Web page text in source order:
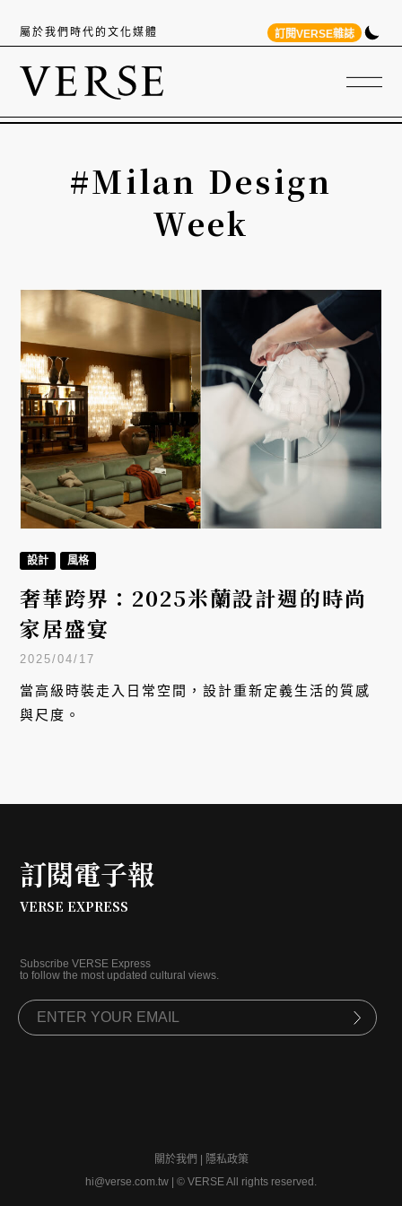
屬於我們時代的文化媒體 訂閱VERSE雜誌
#Milan Design
Week
設計 風格
奢華跨界：2025米蘭設計週的時尚
家居盛宴
2025/04/17
當高級時裝走入日常空間，設計重新定義生活的質感
與尺度。
訂閱電子報
VERSE EXPRESS
Subscribe VERSE Express
to follow the most updated cultural views.
關於我們
隱私政策
hi@verse.com.tw
© VERSE All rights reserved.